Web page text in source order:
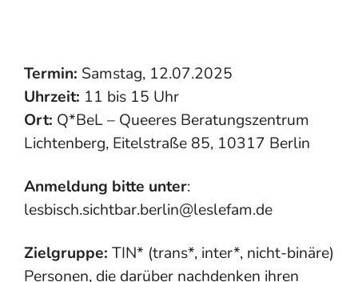
Termin: Samstag, 12.07.2025
Uhrzeit: 11 bis 15 Uhr
Ort: Q*BeL – Queeres Beratungszentrum
Lichtenberg, Eitelstraße 85, 10317 Berlin
Anmeldung bitte unter:
lesbisch.sichtbar.berlin@leslefam.de
Zielgruppe: TIN* (trans*, inter*, nicht-binäre)
Personen, die darüber nachdenken ihren